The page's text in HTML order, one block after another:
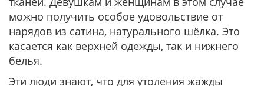
можно получить особое удовольствие от
нарядов из сатина, натурального шёлка. Это
касается как верхней одежды, так и нижнего
белья.
Эти люди знают, что для утоления жажды